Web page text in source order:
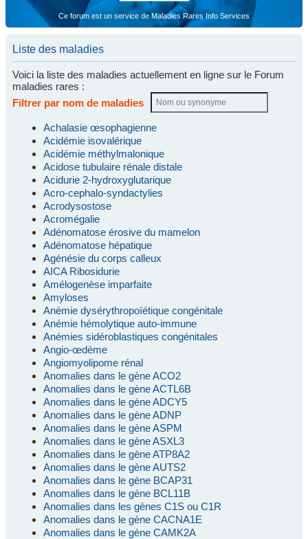
Ce forum est un service de Maladies Rares Info Services
Liste des maladies
Voici la liste des maladies actuellement en ligne sur le Forum
maladies rares :
Filtrer par nom de maladies
Achalasie œsophagienne
Acidémie isovalérique
Acidémie méthylmalonique
Acidose tubulaire rénale distale
Acidurie 2-hydroxyglutarique
Acro-cephalo-syndactylies
Acrodysostose
Acromégalie
Adénomatose érosive du mamelon
Adénomatose hépatique
Agénésie du corps calleux
AICA Ribosidurie
Amélogenèse imparfaite
Amyloses
Anémie dysérythropoïétique congénitale
Anémie hémolytique auto-immune
Anémies sidéroblastiques congénitales
Angio-œdème
Angiomyolipome rénal
Anomalies dans le gène ACO2
Anomalies dans le gène ACTL6B
Anomalies dans le gène ADCY5
Anomalies dans le gène ADNP
Anomalies dans le gène ASPM
Anomalies dans le gène ASXL3
Anomalies dans le gène ATP8A2
Anomalies dans le gène AUTS2
Anomalies dans le gène BCAP31
Anomalies dans le gène BCL11B
Anomalies dans les gènes C1S ou C1R
Anomalies dans le gène CACNA1E
Anomalies dans le gène CAMK2A